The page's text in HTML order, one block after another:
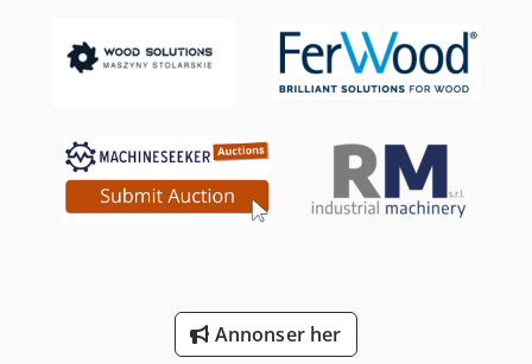
24V Batterikapasitet: 375Ah Batteriprodusent: GNB
Batteritype: PzS Batteri årgang: 2016 Batteritilstand: 40 -
60% Djdjy R E Rcepfx Acwjck Beskrivelse: Leveres med ny
modellen har vi ca. 150 andre interntransportmaskiner på
lager. Besøk gjerne vår hjemmeside: fleischmann-
foerdertechnik. Leasing & finansiering samt levering på
Mellomsalg, endringer og feil forbeholdes. Initial løft,
Annonser her